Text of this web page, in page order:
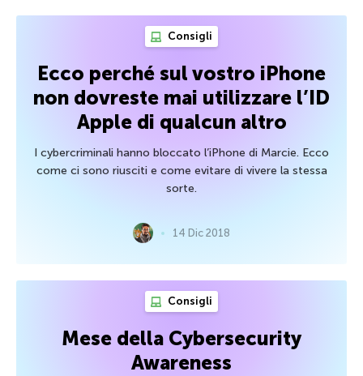
Consigli
Ecco perché sul vostro iPhone
non dovreste mai utilizzare l’ID
Apple di qualcun altro
I cybercriminali hanno bloccato l’iPhone di Marcie. Ecco
come ci sono riusciti e come evitare di vivere la stessa
sorte.
14 Dic 2018
Consigli
Mese della Cybersecurity
Awareness